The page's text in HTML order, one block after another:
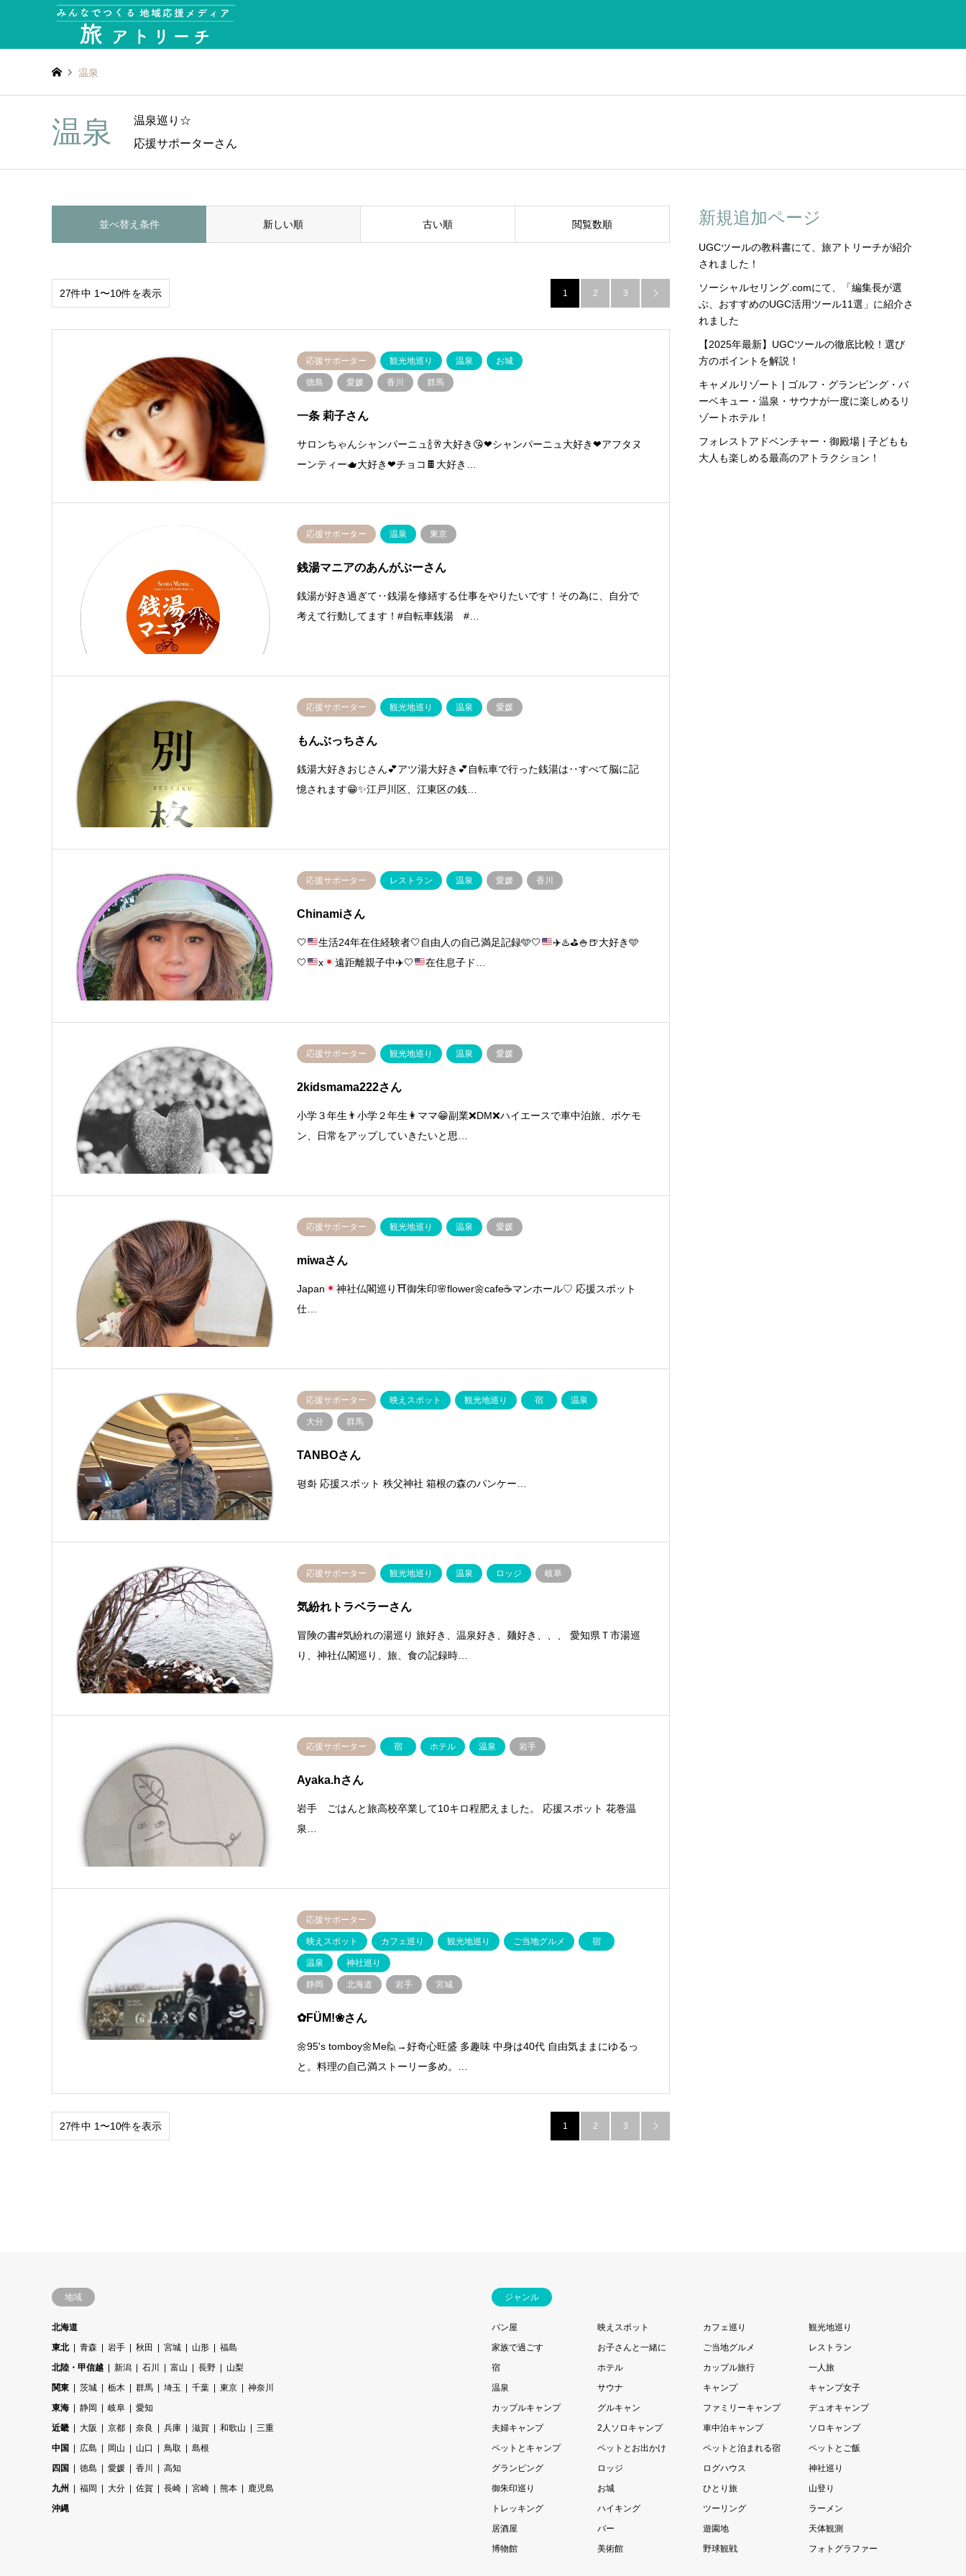
温泉
温泉
温泉巡り☆
応援サポーターさん
並べ替え条件 新しい順 古い順 閲覧数順
27件中 1〜10件を表示 1 2 3 
応援サポーター 観光地巡り 温泉 お城
徳島 愛媛 香川 群馬
一条 莉子さん
サロンちゃんシャンパーニュ🍾🥂大好き😘❤シャンパーニュ大好き❤アフタヌ
ーンティー🫖大好き❤チョコ🍫大好き…
応援サポーター 温泉 東京
銭湯マニアのあんがぶーさん
銭湯が好き過ぎて‥銭湯を修繕する仕事をやりたいです！その為に、自分で
考えて行動してます！#自転車銭湯 #…
応援サポーター 観光地巡り 温泉 愛媛
もんぶっちさん
銭湯大好きおじさん💕アツ湯大好き💕自転車で行った銭湯は‥すべて脳に記
憶されます😁✨江戸川区、江東区の銭…
応援サポーター レストラン 温泉 愛媛 香川
Chinamiさん
🤍 生活24年在住経験者🤍自由人の自己満足記録🩵🤍 ✈️♨️⛳️🍚🍺大好き🩵
🤍
x 遠距離親子中✈️🤍 在住息子ド…
応援サポーター 観光地巡り 温泉 愛媛
2kidsmama222さん
小学３年生👨小学２年生👩ママ😁副業❌DM❌ハイエースで車中泊旅、ポケモ
ン、日常をアップしていきたいと思…
応援サポーター 観光地巡り 温泉 愛媛
miwaさん
Japan 神社仏閣巡り⛩御朱印🌸flower🌼cafe☕️マンホール♡ 応援スポット
仕…
応援サポーター 映えスポット 観光地巡り 宿 温泉
大分 群馬
TANBOさん
평화 応援スポット 秩父神社 箱根の森のパンケー…
応援サポーター 観光地巡り 温泉 ロッジ 岐阜
気紛れトラベラーさん
冒険の書#気紛れの湯巡り 旅好き、温泉好き、麺好き、、、 愛知県Ｔ市湯巡
り、神社仏閣巡り、旅、食の記録時…
応援サポーター 宿 ホテル 温泉 岩手
Ayaka.hさん
岩手 ごはんと旅高校卒業して10キロ程肥えました。 応援スポット 花巻温
泉…
応援サポーター
映えスポット カフェ巡り 観光地巡り ご当地グルメ 宿
温泉 神社巡り
静岡 北海道 岩手 宮城
✿FÜM!❀さん
🌼95's tomboy🌼Me🙋→好奇心旺盛 多趣味 中身は40代 ⁡⁡自由気ままにゆるっ
と。料理の自己満ストーリー多め。…
27件中 1〜10件を表示 1 2 3 
新規追加ページ
UGCツールの教科書にて、旅アトリーチが紹介
されました！
ソーシャルセリング.comにて、「編集長が選
ぶ、おすすめのUGC活用ツール11選」に紹介さ
れました
【2025年最新】UGCツールの徹底比較！選び
方のポイントを解説！
キャメルリゾート | ゴルフ・グランピング・バ
ーベキュー・温泉・サウナが一度に楽しめるリ
ゾートホテル！
フォレストアドベンチャー・御殿場 | 子どもも
大人も楽しめる最高のアトラクション！
地域
北海道
東北
青森 岩手 秋田 宮城 山形
福島
北陸・甲信越
新潟 石川 富山 長野
山梨
関東
茨城 栃木 群馬 埼玉 千葉 東京
神奈川
東海
静岡 岐阜
愛知
近畿
大阪 京都 奈良 兵庫 滋賀 和歌山
三重
中国
広島 岡山 山口 鳥取
島根
四国
徳島 愛媛 香川
高知
九州
福岡 大分 佐賀 長崎 宮崎 熊本
鹿児島
沖縄
ジャンル
パン屋 映えスポット カフェ巡り
観光地巡り
家族で過ごす
お子さんと一緒に ご当地グルメ
レストラン
宿
ホテル カップル旅行
一人旅
温泉
サウナ キャンプ
キャンプ女子
カップルキャンプ
グルキャン ファミリーキャンプ
デュオキャンプ
夫婦キャンプ
2人ソロキャンプ 車中泊キャンプ
ソロキャンプ
ペットとキャンプ
ペットとお出かけ ペットと泊まれる宿
ペットとご飯
グランピング
ロッジ ログハウス
神社巡り
御朱印巡り
お城 ひとり旅
山登り
トレッキング
ハイキング ツーリング
ラーメン
居酒屋
バー 遊園地
天体観測
博物館
美術館 野球観戦 フォトグラファー